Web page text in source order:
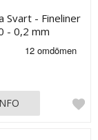
Svart - Fineliner
- 0,2 mm